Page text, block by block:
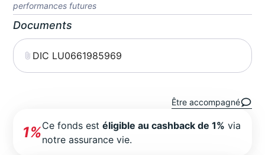
performances futures
Documents
DIC LU0661985969
Être accompagné
1%Ce fonds estéligible au cashback de 1% via
notre assurance vie.